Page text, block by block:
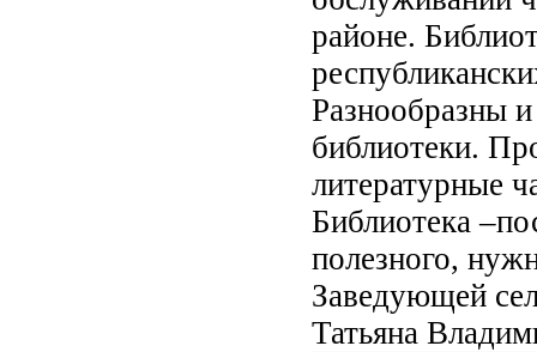
районе.
Разнообразны
библиотеки.
литературные
Библиотека
полезного,
Заведующей
Татьяна